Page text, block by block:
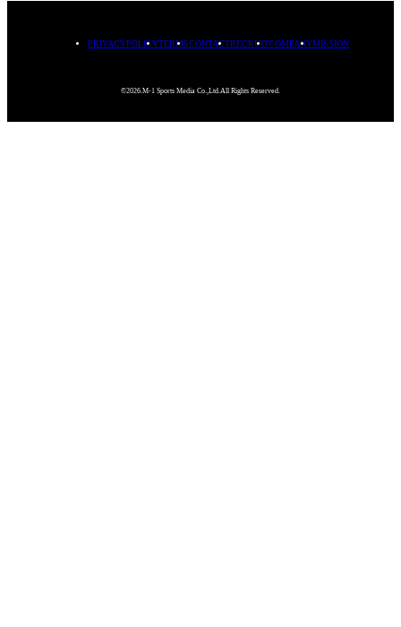
PRIVACYPOLICYTERMSCONTACTRECRUITCOMPANYMISSION
©2026.M-1 Sports Media Co.,Ltd.All Rights Reserved.